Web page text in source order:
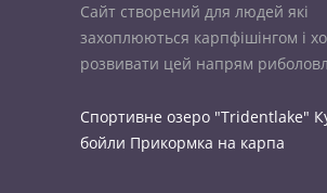
Сайт створений для людей які
захоплюються карпфішінгом і
розвивати цей напрям
Спортивне озеро "Tridentlake"
бойли Прикормка на карпа